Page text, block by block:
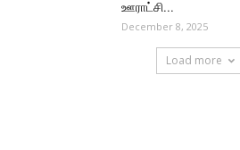
ஊராட்சி...
December 8, 2025
Load more